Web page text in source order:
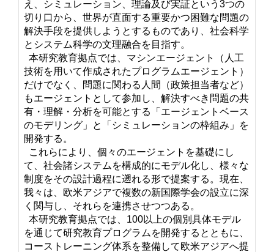
え、シミュレーション、理論及び実証という3つの
切り口から、世界が直面する重要かつ困難な問題の
解決手段を提供しようとするものであり、社会科学
とシステム科学の文理融合を目指す。
本研究教育拠点では、マシンエージェント（人工
技術を用いて作成されたプログラムエージェント）
だけでなく、問題に関わる人間（政策担当者など）
もエージェントとして参加し、解決すべき問題の共
有・理解・分析を可能とする「エージェントベース
のモデリング」と「シミュレーションの枠組み」を
開発する。
これらにより、個々のエージェントを基礎にし
て、社会諸システムを構成的にモデル化し、様々な
制度をその設計過程に遡れる形で提案する。現在、
我々は、欧米アジアで複数の新国際学会の設立に深
く関与し、それらを連携させつつある。
本研究教育拠点では、100以上の個別具体モデル
を通じて研究教育プログラムを開発するとともに、
コーストレーニング体系を整備して欧米アジアへ提